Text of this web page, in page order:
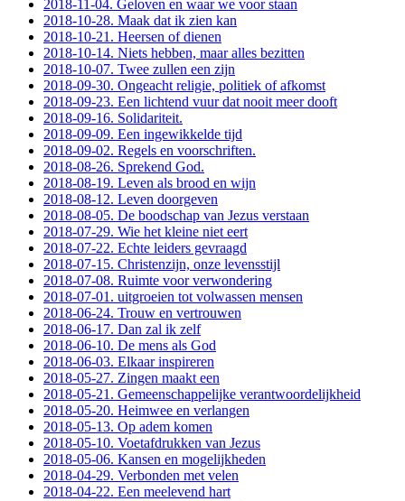
2018-11-04. Geloven en waar we voor staan
2018-10-28. Maak dat ik zien kan
2018-10-21. Heersen of dienen
2018-10-14. Niets hebben, maar alles bezitten
2018-10-07. Twee zullen een zijn
2018-09-30. Ongeacht religie, politiek of afkomst
2018-09-23. Een lichtend vuur dat nooit meer dooft
2018-09-16. Solidariteit.
2018-09-09. Een ingewikkelde tijd
2018-09-02. Regels en voorschriften.
2018-08-26. Sprekend God.
2018-08-19. Leven als brood en wijn
2018-08-12. Leven doorgeven
2018-08-05. De boodschap van Jezus verstaan
2018-07-29. Wie het kleine niet eert
2018-07-22. Echte leiders gevraagd
2018-07-15. Christenzijn, onze levensstijl
2018-07-08. Ruimte voor verwondering
2018-07-01. uitgroeien tot volwassen mensen
2018-06-24. Trouw en vertrouwen
2018-06-17. Dan zal ik zelf
2018-06-10. De mens als God
2018-06-03. Elkaar inspireren
2018-05-27. Zingen maakt een
2018-05-21. Gemeenschappelijke verantwoordelijkheid
2018-05-20. Heimwee en verlangen
2018-05-13. Op adem komen
2018-05-10. Voetafdrukken van Jezus
2018-05-06. Kansen en mogelijkheden
2018-04-29. Verbonden met velen
2018-04-22. Een meelevend hart